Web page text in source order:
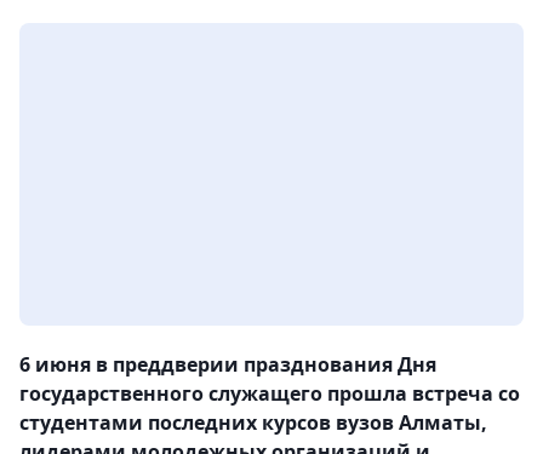
6 июня в преддверии празднования Дня
государственного служащего прошла встреча со
студентами последних курсов вузов Алматы,